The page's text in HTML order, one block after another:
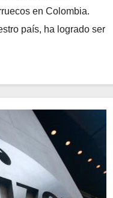
en Colombia.
país, ha logrado ser